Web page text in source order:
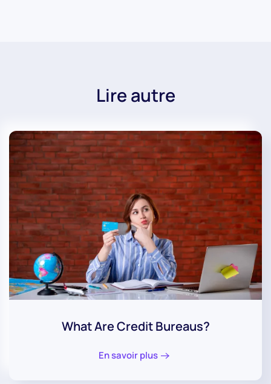
Lire autre
What Are Credit Bureaus?
En savoir plus